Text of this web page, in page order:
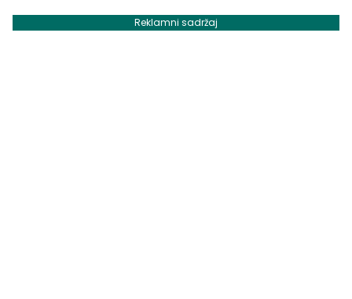
Reklamni sadržaj